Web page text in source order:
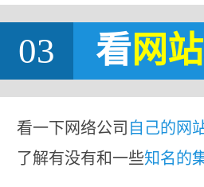
03 看网站
看一下网络公司 自己的网
了解有没有和一些知名的